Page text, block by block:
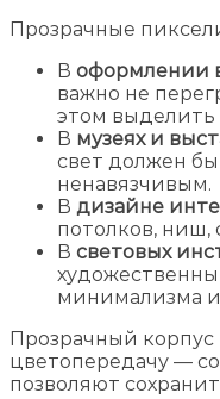
Прозрачные
В оформлении
важно не
этом выделить
В музеях и
свет должен
ненавязчивым.
В дизайне
потолков, ниш,
В световых
минимализма и
Прозрачный корпус
цветопередачу —
позволяют